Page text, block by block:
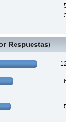
Respuestas)